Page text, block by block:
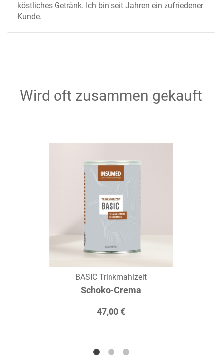
köstliches Getränk. Ich bin seit Jahren ein zufriedener
Kunde.
Wird oft zusammen gekauft
BASIC Trinkmahlzeit
Schoko-Crema
47,00 €